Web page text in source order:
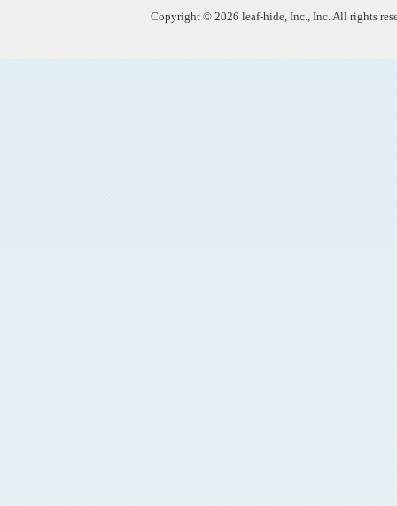
Copyright © 2026 leaf-hide, Inc., Inc. All rights